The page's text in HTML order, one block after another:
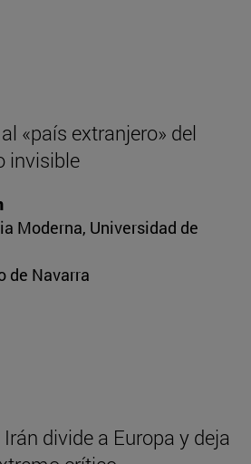
«país extranjero» del
invisible
Moderna, Universidad de
de Navarra
divide a Europa y deja